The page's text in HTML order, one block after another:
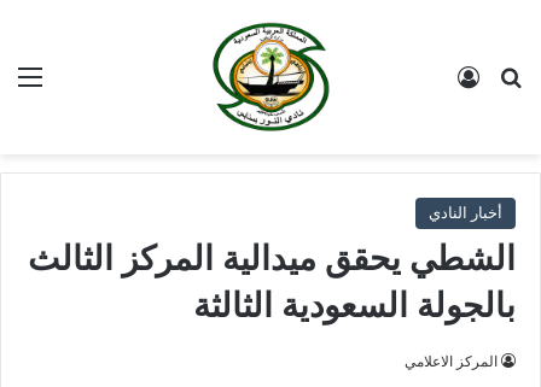
بحث عن
أخبار النادي
الشطي يحقق ميدالية المركز الثالث
بالجولة السعودية الثالثة
المركز الاعلامي